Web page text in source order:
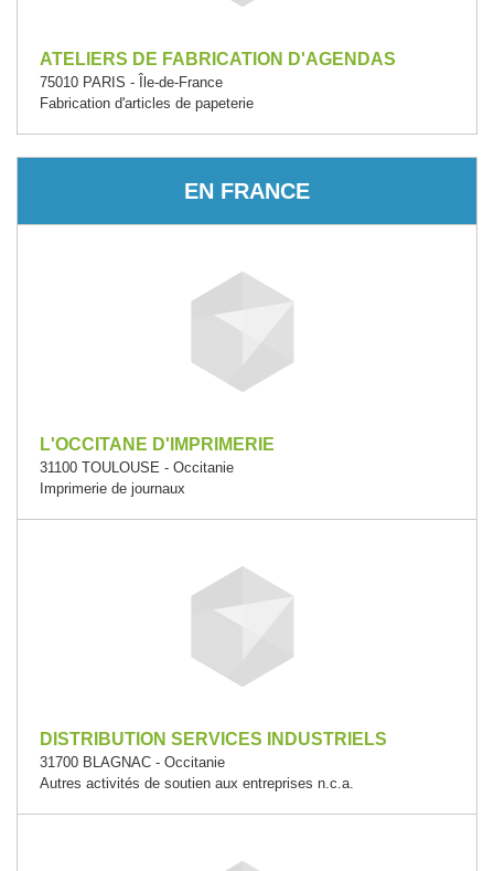
ATELIERS DE FABRICATION D'AGENDAS
75010 PARIS - Île-de-France
Fabrication d'articles de papeterie
EN FRANCE
L'OCCITANE D'IMPRIMERIE
31100 TOULOUSE - Occitanie
Imprimerie de journaux
DISTRIBUTION SERVICES INDUSTRIELS
31700 BLAGNAC - Occitanie
Autres activités de soutien aux entreprises n.c.a.